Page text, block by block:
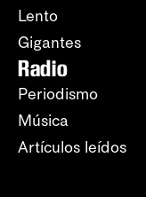
Lento
Gigantes
Radio
Periodismo
Música
Artículos leídos